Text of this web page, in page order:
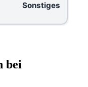
Sonstiges
bei